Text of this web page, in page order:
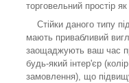
торговельний простір
Стійки даного типу
мають привабливий
заощаджують ваш час
будь-який інтер'єр
замовлення), що